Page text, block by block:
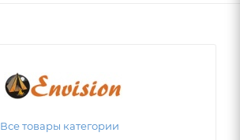
Все товары категории